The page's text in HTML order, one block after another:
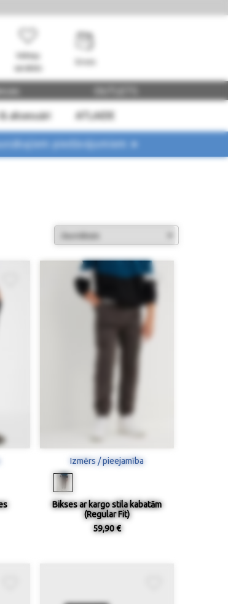
Vēlmju
saraksts
aksesuāri ATLAIDE
piedāvājumiem ➤
Izmērs / pieejamība
Bikses ar kargo stila kabatām
(Regular Fit)
59,90 €